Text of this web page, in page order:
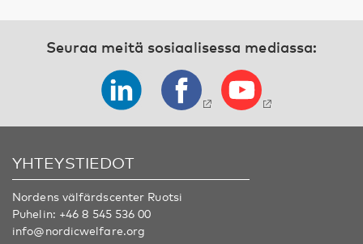
Seuraa meitä sosiaalisessa mediassa:
YHTEYSTIEDOT
Nordens välfärdscenter Ruotsi
Puhelin: +46 8 545 536 00
info@nordicwelfare.org